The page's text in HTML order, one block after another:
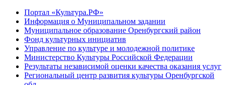
Портал «Культура.РФ»
Информация о Муниципальном задании
Муниципальное образование Оренбургский район
Фонд культурных инициатив
Управление по культуре и молодежной политике
Министерство Культуры Российской Федерации
Результаты независимой оценки качества оказания услуг
Региональный центр развития культуры Оренбургской